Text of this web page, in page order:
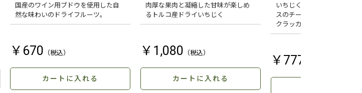
国産のワイン用ブドウを使用した自
然な味わいのドライフルーツ。
￥670
カートに入れる
肉厚な果肉と凝縮した甘味が楽しめ
るトルコ産ドライいちじく
￥1,080
カートに入れる
いちじくと蜂蜜の香り豊か
スのチーズ専門店が作るこ
クラッカー。
￥777